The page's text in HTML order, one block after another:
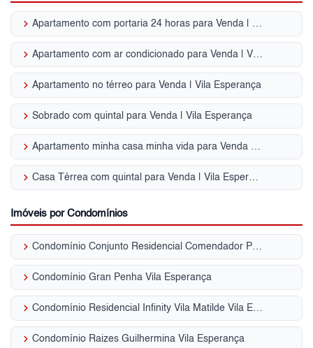
keyboard_arrow_right Apartamento com portaria 24 horas para Venda | Vila Esperança
keyboard_arrow_right Apartamento com ar condicionado para Venda | Vila Esperança
keyboard_arrow_right Apartamento no térreo para Venda | Vila Esperança
keyboard_arrow_right Sobrado com quintal para Venda | Vila Esperança
keyboard_arrow_right Apartamento minha casa minha vida para Venda | Vila Esperança
keyboard_arrow_right Casa Térrea com quintal para Venda | Vila Esperança
Imóveis por Condomínios
keyboard_arrow_right Condomínio Conjunto Residencial Comendador Pedro Lima Vila Esperança
keyboard_arrow_right Condomínio Gran Penha Vila Esperança
keyboard_arrow_right Condomínio Residencial Infinity Vila Matilde Vila Esperança
keyboard_arrow_right Condomínio Raizes Guilhermina Vila Esperança